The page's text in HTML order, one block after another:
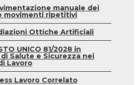
manuale dei
movimenti ripetitivi
Ottiche Artificiali
UNICO 81/2028 in
Salute e Sicurezza nei
Lavoro
Lavoro Correlato